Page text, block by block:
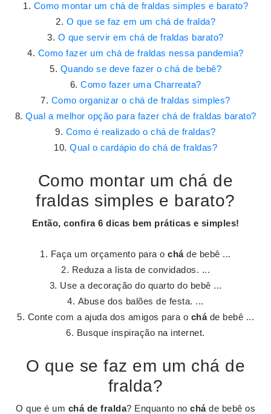
Como montar um chá de fraldas simples e barato?
O que se faz em um chá de fralda?
O que servir em chá de fraldas barato?
Como fazer um chá de fraldas nessa pandemia?
Quando se deve fazer o chá de bebê?
Como fazer uma Charreata?
Como organizar o chá de fraldas simples?
Qual a melhor opção para fazer chá de fraldas barato?
Como é realizado o chá de fraldas?
Qual o cardápio do chá de fraldas?
Como montar um chá de
fraldas simples e barato?
Então, confira 6 dicas bem práticas e simples!
Faça um orçamento para ocháde bebê ...
Reduza a lista de convidados. ...
Use a decoração do quarto do bebê ...
Abuse dos balões de festa. ...
Conte com a ajuda dos amigos para o cháde bebê ...
Busque inspiração na internet.
O que se faz em um chá de
fralda?
O que é um chá de fralda? Enquanto no cháde bebê os